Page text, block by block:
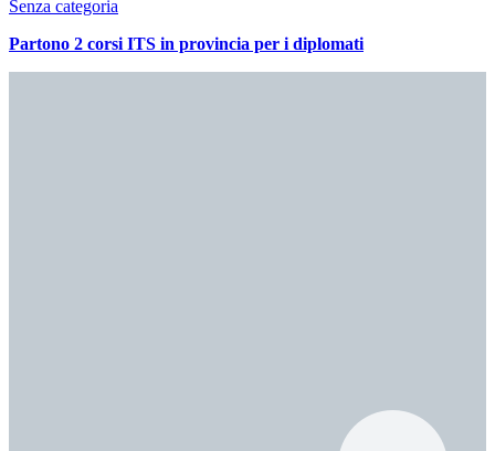
Senza categoria
Partono 2 corsi ITS in provincia per i diplomati